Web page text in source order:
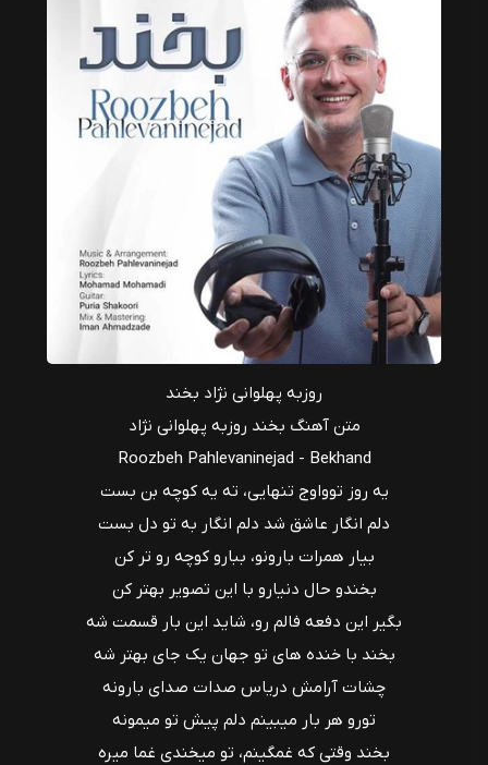
روزبه پهلوانی نژاد بخند
متن آهنگ بخند روزبه پهلوانی نژاد
Roozbeh Pahlevaninejad - Bekhand
یه روز توو‌اوج تنهایی، ته یه کوچه بن بست
دلم انگار عاشق شد دلم انگار به تو دل بست
بیار همرات بارونو، ببارو کوچه رو تر کن
بخندو حال دنیارو با این تصویر بهتر کن
بگیر این دفعه فالم رو، شاید این بار قسمت شه
بخند با خنده های تو جهان یک جای بهتر شه
چشات آرامش دریاس صدات صدای بارونه
تورو هر بار میبینم دلم پیش تو میمونه
بخند وقتی که غمگینم، تو میخندی غما میره